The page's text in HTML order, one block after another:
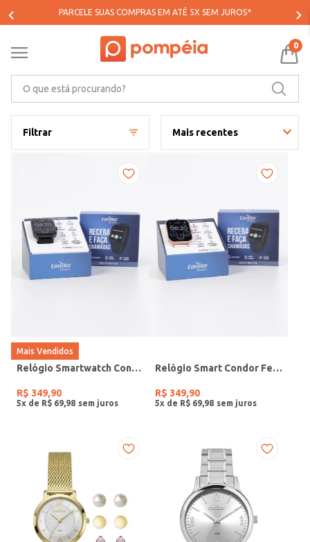
PARCELE SUAS COMPRAS EM ATÉ 5X SEM JUROS*
0
Filtrar Mais recentes
Mais Vendidos
Relógio Smartwatch Condor PRETO
R$ 349,90
5x de R$ 69 98
Relógio Smart Condor Feminino ROSE
R$ 349,90
5x de R$ 69 98